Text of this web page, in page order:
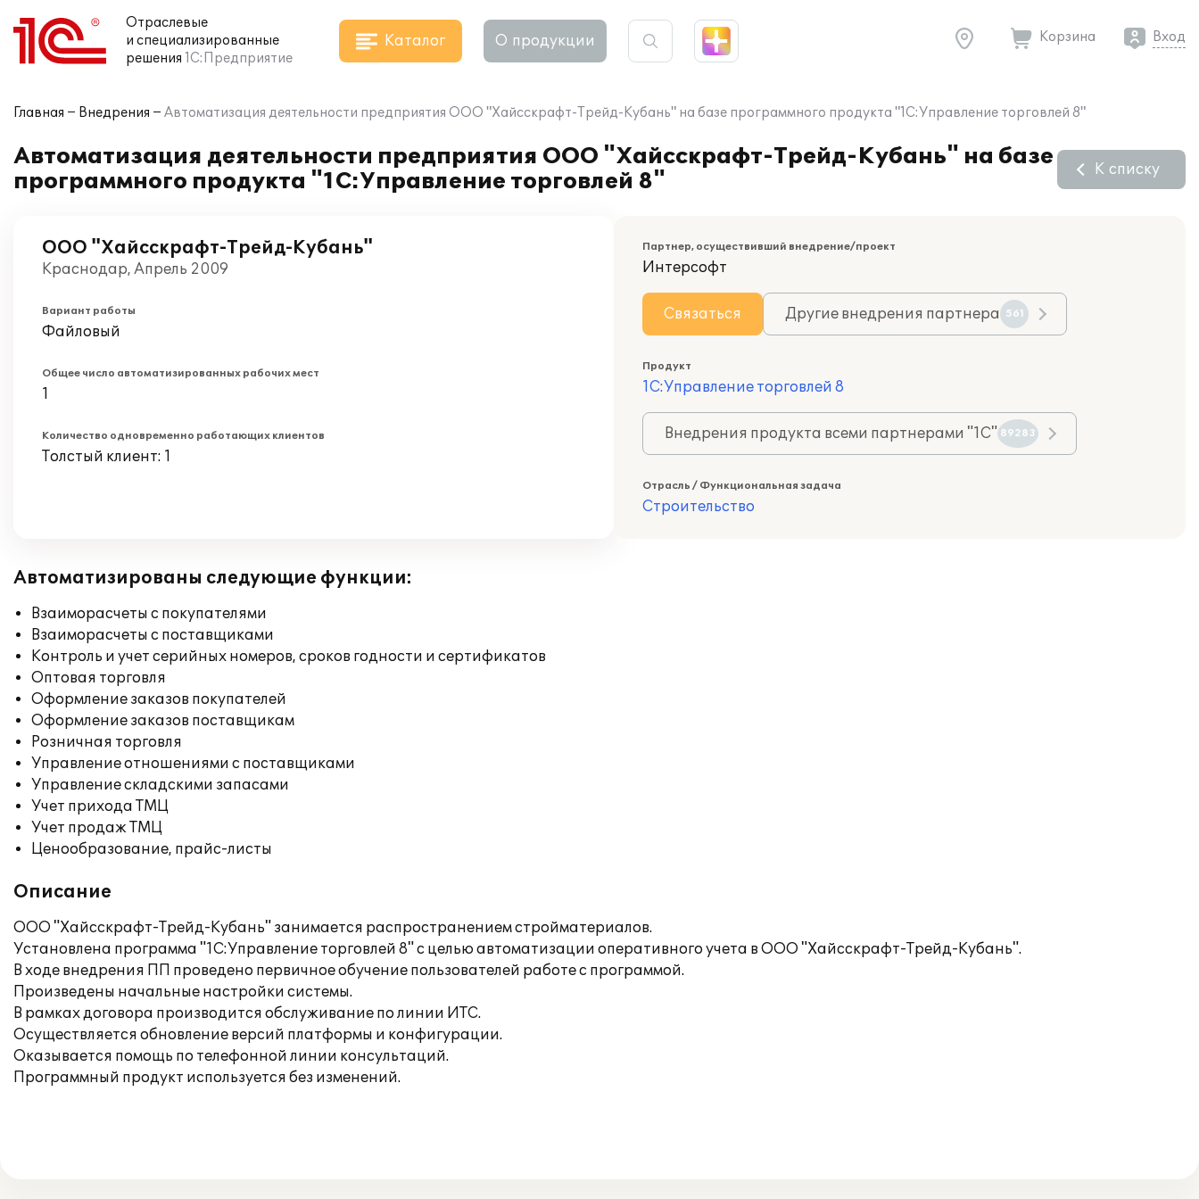
Отраслевые
и специализированные
решения 1С:Предприятие
Каталог О продукции Корзина Вход
Главная Внедрения Автоматизация деятельности предприятия ООО "Хайсскрафт-Трейд-Кубань" на базе программного продукта "1С:Управление торговлей 8"
Автоматизация деятельности предприятия ООО "Хайсскрафт-Трейд-Кубань" на базе
программного продукта "1С:Управление торговлей 8"
К списку
ООО "Хайсскрафт-Трейд-Кубань"
Краснодар, Апрель 2009
Вариант работы
Файловый
Общее число автоматизированных рабочих мест
1
Количество одновременно работающих клиентов
Толстый клиент: 1
Партнер, осуществивший внедрение/проект
Интерсофт
Связаться Другие внедрения партнера 561
Продукт
1С:Управление торговлей 8
Внедрения продукта всеми партнерами "1С" 89283
Отрасль / Функциональная задача
Строительство
Автоматизированы следующие функции:
Взаиморасчеты с покупателями
Взаиморасчеты с поставщиками
Контроль и учет серийных номеров, сроков годности и сертификатов
Оптовая торговля
Оформление заказов покупателей
Оформление заказов поставщикам
Розничная торговля
Управление отношениями с поставщиками
Управление складскими запасами
Учет прихода ТМЦ
Учет продаж ТМЦ
Ценообразование, прайс-листы
Описание
ООО "Хайсскрафт-Трейд-Кубань" занимается распространением стройматериалов.
Установлена программа "1С:Управление торговлей 8" с целью автоматизации оперативного учета в ООО "Хайсскрафт-Трейд-Кубань".
В ходе внедрения ПП проведено первичное обучение пользователей работе с программой.
Произведены начальные настройки системы.
В рамках договора производится обслуживание по линии ИТС.
Осуществляется обновление версий платформы и конфигурации.
Оказывается помощь по телефонной линии консультаций.
Программный продукт используется без изменений.